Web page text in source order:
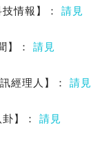
情報】： 請見
】： 請見
經理人】： 請見
】： 請見